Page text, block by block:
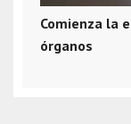
Comienza la
órganos